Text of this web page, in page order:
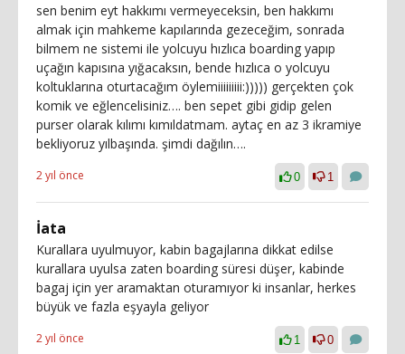
sen benim eyt hakkımı vermeyeceksin, ben hakkımı
almak için mahkeme kapılarında gezeceğim, sonrada
bilmem ne sistemi ile yolcuyu hızlıca boarding yapıp
uçağın kapısına yığacaksın, bende hızlıca o yolcuyu
koltuklarına oturtacağım öylemiiiiiiiii:))))) gerçekten çok
komik ve eğlencelisiniz…. ben sepet gibi gidip gelen
purser olarak kılımı kımıldatmam. aytaç en az 3 ikramiye
bekliyoruz yılbaşında. şimdi dağılın….
2 yıl önce 0 1
İata
Kurallara uyulmuyor, kabin bagajlarına dikkat edilse
kurallara uyulsa zaten boarding süresi düşer, kabinde
bagaj için yer aramaktan oturamıyor ki insanlar, herkes
büyük ve fazla eşyayla geliyor
2 yıl önce 1 0